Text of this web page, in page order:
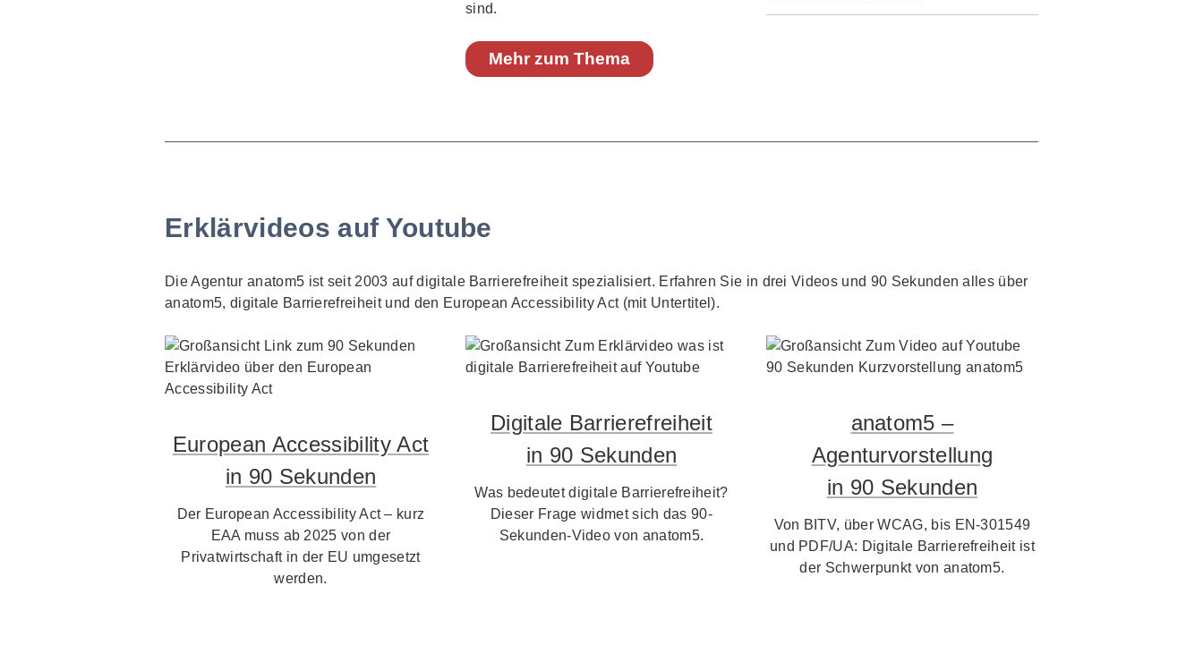
sind.
Mehr zum Thema
Erklärvideos auf Youtube
Die Agentur anatom5 ist seit 2003 auf digitale Barrierefreiheit spezialisiert. Erfahren Sie in drei Videos und 90 Sekunden alles über
anatom5, digitale Barrierefreiheit und den European Accessibility Act (mit Untertitel).
European Accessibility Act
in 90 Sekunden
Der European Accessibility Act – kurz
EAA muss ab 2025 von der
Privatwirtschaft in der EU umgesetzt
werden.
Digitale Barrierefreiheit
in 90 Sekunden
Was bedeutet digitale Barrierefreiheit?
Dieser Frage widmet sich das 90-
Sekunden-Video von anatom5.
anatom5 –
Agenturvorstellung
in 90 Sekunden
Von BITV, über WCAG, bis EN-301549
und PDF/UA: Digitale Barrierefreiheit ist
der Schwerpunkt von anatom5.